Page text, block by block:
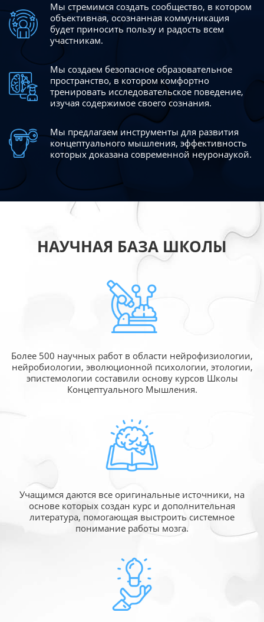
Мы стремимся создать сообщество, в котором
объективная, осознанная коммуникация
будет приносить пользу и радость всем
участникам.
Мы создаем безопасное образовательное
пространство, в котором комфортно
тренировать исследовательское поведение,
изучая содержимое своего сознания.
Мы предлагаем инструменты для развития
концептуального мышления, эффективность
которых доказана современной неуронаукой.
НАУЧНАЯ БАЗА ШКОЛЫ
Более 500 научных работ в области нейрофизиологии,
нейробиологии, эволюционной психологии, этологии,
эпистемологии составили основу курсов Школы
Концептуального Мышления.
Учащимся даются все оригинальные источники, на
основе которых создан курс и дополнительная
литература, помогающая выстроить системное
понимание работы мозга.